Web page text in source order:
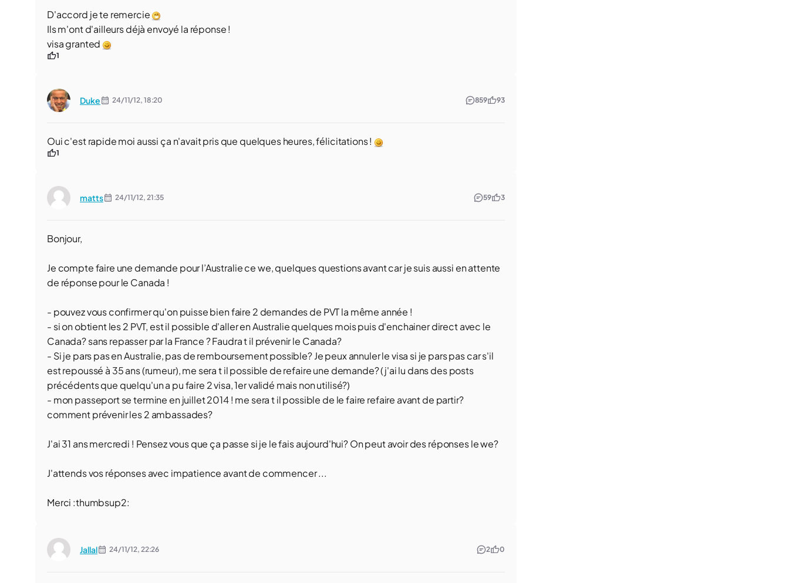
D'accord je te remercie
Ils m'ont d'ailleurs déjà envoyé la réponse !
visa granted
1
Duke 24/11/12, 18:20 859 93
Oui c'est rapide moi aussi ça n'avait pris que quelques heures, félicitations !
1
matts 24/11/12, 21:35 59 3
Bonjour,
Je compte faire une demande pour l’Australie ce we, quelques questions avant car je suis aussi en attente
de réponse pour le Canada !
- pouvez vous confirmer qu'on puisse bien faire 2 demandes de PVT la même année !
- si on obtient les 2 PVT, est il possible d'aller en Australie quelques mois puis d'enchainer direct avec le
Canada? sans repasser par la France ? Faudra t il prévenir le Canada?
- Si je pars pas en Australie, pas de remboursement possible? Je peux annuler le visa si je pars pas car s'il
est repoussé à 35 ans (rumeur), me sera t il possible de refaire une demande? (j'ai lu dans des posts
précédents que quelqu'un a pu faire 2 visa, 1er validé mais non utilisé?)
- mon passeport se termine en juillet 2014 ! me sera t il possible de le faire refaire avant de partir?
comment prévenir les 2 ambassades?
J'ai 31 ans mercredi ! Pensez vous que ça passe si je le fais aujourd'hui? On peut avoir des réponses le we?
J'attends vos réponses avec impatience avant de commencer ...
Merci :thumbsup2:
Jallal 24/11/12, 22:26 2 0